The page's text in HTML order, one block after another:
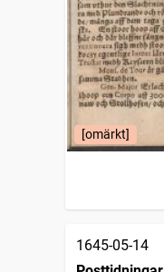
[omärkt]
1645-05-14